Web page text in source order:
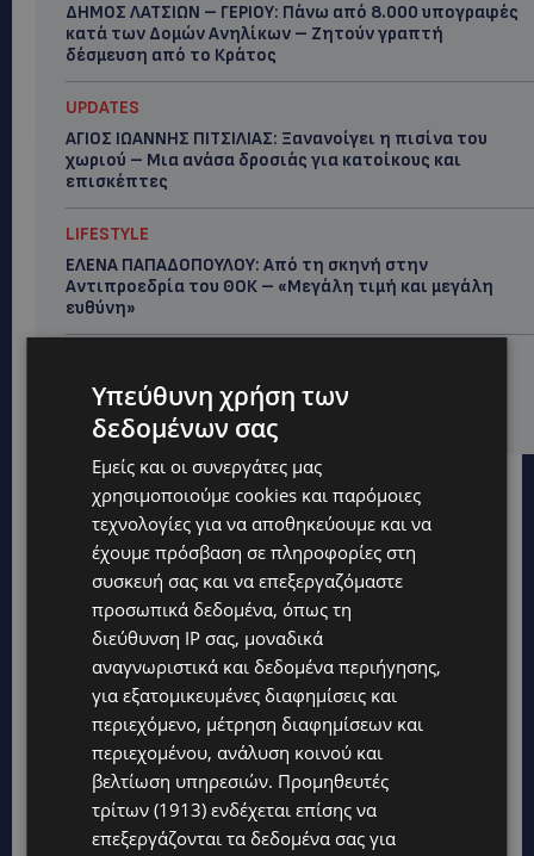
ΔΗΜΟΣ ΛΑΤΣΙΩΝ – ΓΕΡΙΟΥ: Πάνω από 8.000 υπογραφές
κατά των Δομών Ανηλίκων – Ζητούν γραπτή
δέσμευση από το Κράτος
UPDATES
ΑΓΙΟΣ ΙΩΑΝΝΗΣ ΠΙΤΣΙΛΙΑΣ: Ξανανοίγει η πισίνα του
χωριού – Μια ανάσα δροσιάς για κατοίκους και
επισκέπτες
LIFESTYLE
ΕΛΕΝΑ ΠΑΠΑΔΟΠΟΥΛΟΥ: Από τη σκηνή στην
Αντιπροεδρία του ΘΟΚ – «Μεγάλη τιμή και μεγάλη
ευθύνη»
ARLA PROTEIN: Συνεχίζει να καινοτομεί με το Arla
Protein Food to Go.
Topics
Υπεύθυνη χρήση των
δεδομένων σας
Εμείς και οι συνεργάτες μας
χρησιμοποιούμε cookies και παρόμοιες
τεχνολογίες για να αποθηκεύουμε και να
έχουμε πρόσβαση σε πληροφορίες στη
συσκευή σας και να επεξεργαζόμαστε
προσωπικά δεδομένα, όπως τη
διεύθυνση IP σας, μοναδικά
αναγνωριστικά και δεδομένα περιήγησης,
για εξατομικευμένες διαφημίσεις και
περιεχόμενο, μέτρηση διαφημίσεων και
περιεχομένου, ανάλυση κοινού και
βελτίωση υπηρεσιών. Προμηθευτές
τρίτων (1913) ενδέχεται επίσης να
επεξεργάζονται τα δεδομένα σας για